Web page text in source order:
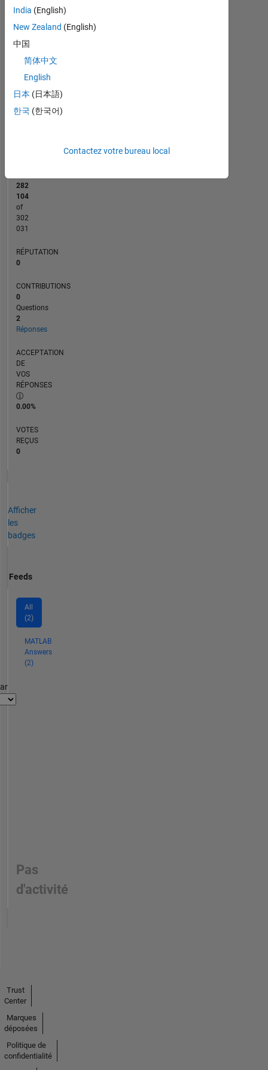
CONTRIBUTIONS L
-2-1
0
3
4
282
104
of
302
031
RÉPUTATION
0
CONTRIBUTIONS
0
Questions
2
Réponses
ACCEPTATION
DE
VOS
RÉPONSES
0.00%
VOTES
REÇUS
0
Afficher
les
badges
Feeds
All
(2)
MATLAB
Answers
(2)
Pas
d'activité
India (English)
New Zealand (English)
中国
简体中文
English
日本 (日本語)
한국 (한국어)
Contactez votre bureau local
Trust
Center
Marques
déposées
Politique de
confidentialité